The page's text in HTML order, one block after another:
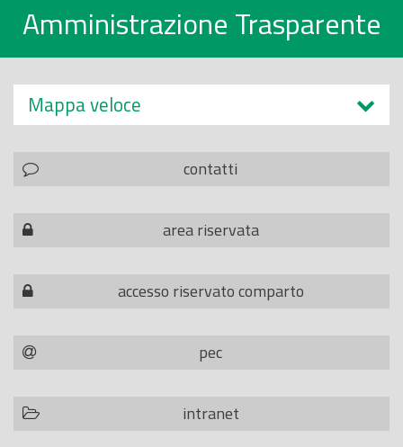
Amministrazione Trasparente
Mappa veloce
contatti
area riservata
accesso riservato comparto
pec
intranet